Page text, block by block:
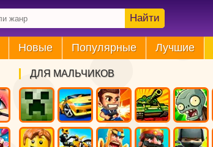
Найти
Новые Популярные Лучшие
ДЛЯ МАЛЬЧИКОВ